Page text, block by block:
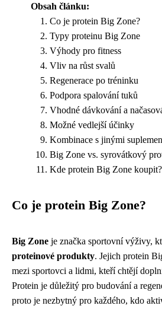
Obsah článku:
Co je protein Big Zone?
Typy proteinu Big Zone
Výhody pro fitness
Vliv na růst svalů
Regenerace po tréninku
Podpora spalování tuků
Vhodné dávkování a
Možné vedlejší účinky
Kombinace s jinými
Big Zone vs. syrovátkový
Kde protein Big Zone koupit?
Co je protein Big Zone?
Big Zone je značka sportovní výživy,
proteinové produkty. Jejich protein
mezi sportovci a lidmi, kteří chtějí
Protein je důležitý pro budování a
proto je nezbytný pro každého, kdo